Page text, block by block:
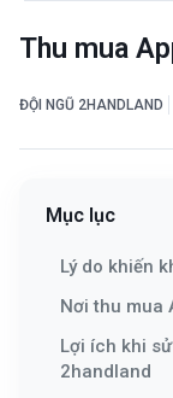
Thu mua
ĐỘI NGŨ 2HANDLAND
Mục lục
Lý do khiến
Nơi thu mua
Lợi ích khi
2handland